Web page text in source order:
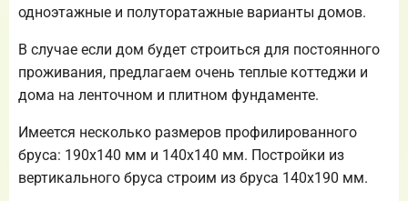
одноэтажные и полуторатажные варианты домов.
В случае если дом будет строиться для постоянного
проживания, предлагаем очень теплые коттеджи и
дома на ленточном и плитном фундаменте.
Имеется несколько размеров профилированного
бруса: 190х140 мм и 140х140 мм. Постройки из
вертикального бруса строим из бруса 140х190 мм.